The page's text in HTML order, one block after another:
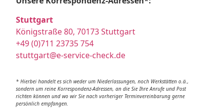
Stuttgart
Königstraße 80, 70173 Stuttgart
+49 (0)711 23735 754
stuttgart@e-service-check.de
* Hierbei handelt es sich weder um Niederlassungen, noch Werkstätten o.ä.,
sondern um reine Korrespondenz-Adressen, an die Sie Ihre Anrufe und Post
richten können und wo wir Sie nach vorheriger Terminvereinbarung gerne
persönlich empfangen.